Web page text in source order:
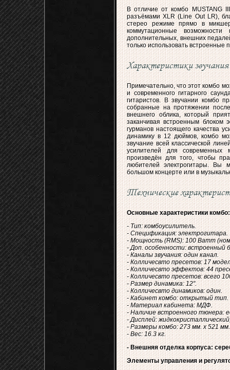
В отличие от комбо MUSTANG
разъёмами XLR (Line Out LR),
стерео режиме прямо в
коммутационные
дополнительных, внешних
только использовать
Характеристики звучания
Примечательно, что этот комбо
и современного гитарного
гитаристов. В звучании комбо
собранные на протяжении
внешнего облика, который
заканчивая встроенным блоком
гурманов настоящего качества
динамику в 12 дюймов, комбо
звучание всей классической
усилителей для современных
произведён для того, чтобы
любителей электрогитары. Вы
большом концерте или в
Технические
Основные характеристики комбо:
- Тип: комбоусилитель.
- Спецификация: электрогитара.
- Мощность (RMS): 100 Ватт
- Доп. особенности: встроенный
- Каналы звучания: один канал.
- Колличесвто пресетов: 17
- Колличесвто эффектов: 44
- Колличесвто пресетов: всего
- Размер динамика: 12".
- Колличесвто динамиков: один.
- Кабинет комбо: открытый тип.
- Материал кабинета: МДФ.
- Наличие встроенного тюнера:
- Дисплей:
- Размеры комбо: 273 мм. х 521
- Вес: 16.3 кг.
- Внешняя отделка корпуса:
Элементы управления и